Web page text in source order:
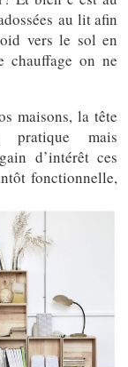
au lit afin
vers le sol en
chauffage on ne
maisons, la tête
mais
d’intérêt ces
fonctionnelle,